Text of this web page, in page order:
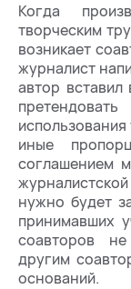
Когда
творческим
возникает
журналист
автор
иные
соглашением
нужно будет
принимавших
соавторов не
другим
оснований.